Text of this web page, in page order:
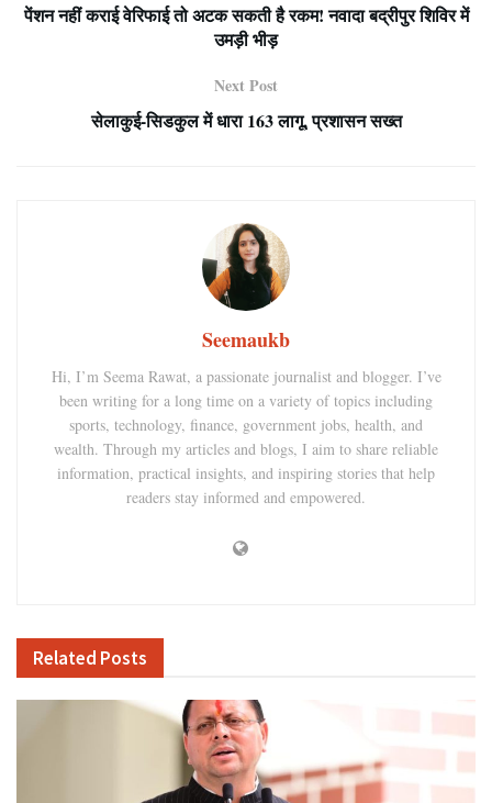
पेंशन नहीं कराई वेरिफाई तो अटक सकती है रकम! नवादा बद्रीपुर शिविर में
उमड़ी भीड़
Next Post
सेलाकुई-सिडकुल में धारा 163 लागू, प्रशासन सख्त
Seemaukb
Hi, I’m Seema Rawat, a passionate journalist and blogger. I’ve
been writing for a long time on a variety of topics including
sports, technology, finance, government jobs, health, and
wealth. Through my articles and blogs, I aim to share reliable
information, practical insights, and inspiring stories that help
readers stay informed and empowered.
Related Posts